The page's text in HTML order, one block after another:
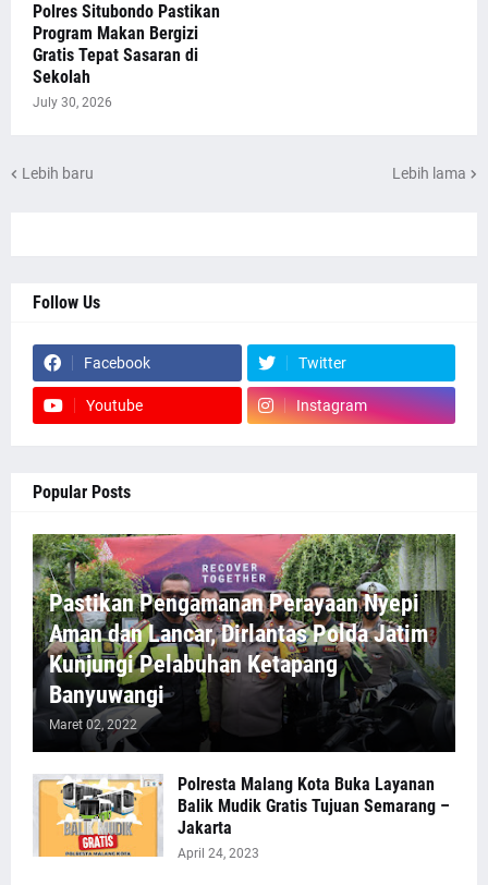
Polres Situbondo Pastikan
Program Makan Bergizi
Gratis Tepat Sasaran di
Sekolah
July 30, 2026
Lebih baru Lebih lama
Follow Us
Facebook Twitter
Youtube Instagram
Popular Posts
Pastikan Pengamanan Perayaan Nyepi
Aman dan Lancar, Dirlantas Polda Jatim
Kunjungi Pelabuhan Ketapang
Banyuwangi
Maret 02, 2022
Polresta Malang Kota Buka Layanan
Balik Mudik Gratis Tujuan Semarang –
Jakarta
April 24, 2023